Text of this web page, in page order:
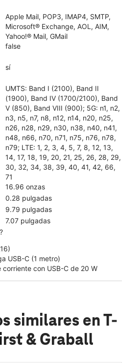
Apple Mail, POP3, IMAP4, SMTP,
Microsoft® Exchange, AOL, AIM,
Yahoo!® Mail, GMail
false
sí
UMTS: Band I (2100), Band II
(1900), Band IV (1700/2100), Band
V (850), Band VIII (900); 5G: n1, n2,
n3, n5, n7, n8, n12, n14, n20, n25,
n26, n28, n29, n30, n38, n40, n41,
n48, n66, n70, n71, n75, n76, n78,
n79; LTE: 1, 2, 3, 4, 5, 7, 8, 12, 13,
14, 17, 18, 19, 20, 21, 25, 26, 28, 29,
30, 32, 34, 38, 39, 40, 41, 42, 66,
71
16.96 onzas
0.28 pulgadas
9.79 pulgadas
7.07 pulgadas
USB-C (1 metro)
con USB-C de 20 W
similares en T-
& Graball